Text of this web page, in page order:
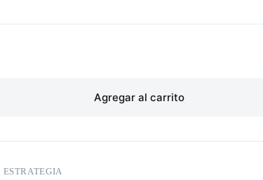
Agregar al carrito
ESTRATEGIA